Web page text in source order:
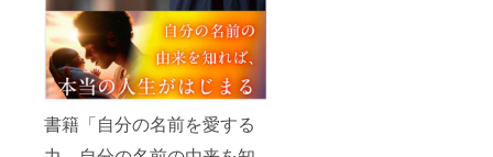
書籍「自分の名前を愛する